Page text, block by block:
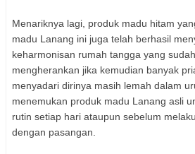
Menariknya lagi, produk madu hitam
madu Lanang ini juga telah berhasil
keharmonisan rumah tangga yang
mengherankan jika kemudian banyak
menyadari dirinya masih lemah dalam
menemukan produk madu Lanang asli
rutin setiap hari ataupun sebelum
dengan pasangan.